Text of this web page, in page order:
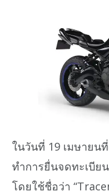
ในวันที่ 19 เมษายน
ทำการยื่นจดทะเบีย
โดยใช้ชื่อว่า